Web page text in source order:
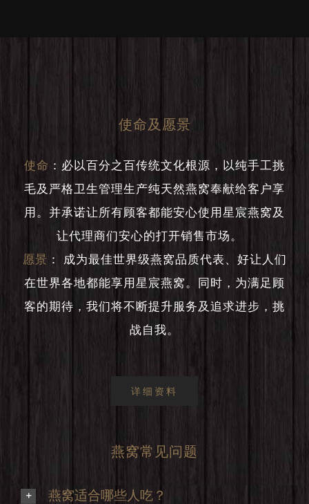
使命及愿景
使命 ： 必以百分之百传统文化根源，以纯手工挑
毛及严格卫生管理生产纯天然燕窝奉献给客户享
用。并承诺让所有顾客都能安心使用星宸燕窝及
让代理商们安心的打开销售市场。
愿景 ：
成为最佳世界级燕窝品质代表、好让人们
在世界各地都能享用星宸燕窝。同时，为满足顾
客的期待，我们将不断提升服务及追求进步，挑
战自我。
详细资料
燕窝常见问题
燕窝适合哪些人吃？